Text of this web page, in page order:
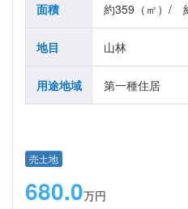
面積 約359（㎡）/
地目 山林
用途地域 第一種住居
売土地
680.0万円